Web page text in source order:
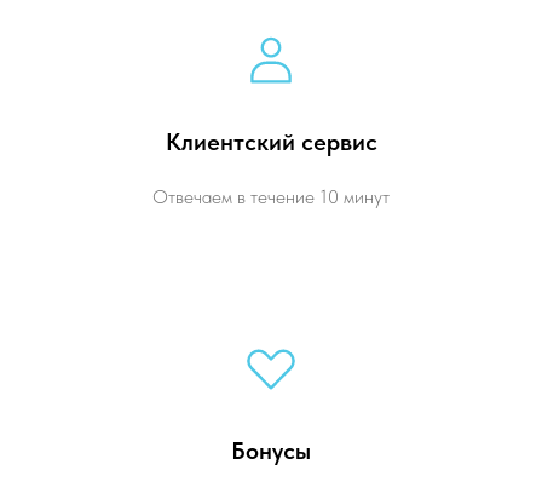
Клиентский сервис
Отвечаем в течение 10 минут
Бонусы